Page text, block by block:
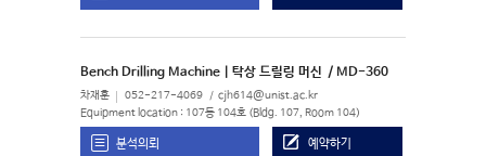
Bench Drilling Machine | 탁상 드릴링 머신 / MD-360
차재훈 052-217-4069 cjh614@unist.ac.kr
Equipment location : 107동 104호 (Bldg. 107, Room 104)
분석의뢰 예약하기